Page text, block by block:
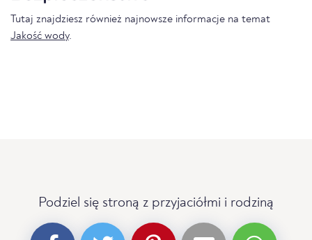
Tutaj znajdziesz również najnowsze informacje na temat
Jakość wody.
Podziel się stroną z przyjaciółmi i rodziną